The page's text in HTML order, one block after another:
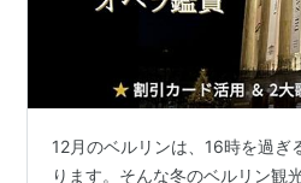
12月のベルリンは、16時を過ぎ
ります。そんな冬のベルリン観